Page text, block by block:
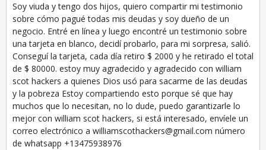
Soy viuda y tengo dos hijos, quiero compartir mi testimonio
sobre cómo pagué todas mis deudas y soy dueño de un
negocio. Entré en línea y luego encontré un testimonio sobre
una tarjeta en blanco, decidí probarlo, para mi sorpresa, salió.
Conseguí la tarjeta, cada día retiro $ 2000 y he retirado el total
de $ 80000. estoy muy agradecido y agradecido con william
scot hackers a quienes Dios usó para sacarme de las deudas
y la pobreza Estoy compartiendo esto porque sé que hay
muchos que lo necesitan, no lo dude, puedo garantizarle lo
mejor con william scot hackers, si está interesado, envíele un
correo electrónico a williamscothackers@gmail.com número
de whatsapp +13475938976